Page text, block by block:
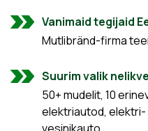
Vanimaid tegijaid
Mutlibränd-firma
Suurim valik
50+ mudelit, 10
elektriautod, elektri-